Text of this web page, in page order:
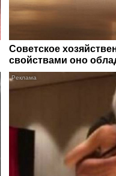
Советское
свойствами оно